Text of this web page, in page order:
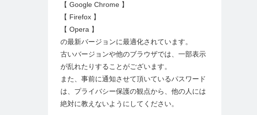
【 Google Chrome 】
【 Firefox 】
【 Opera 】
の最新バージョンに最適化されています。
古いバージョンや他のブラウザでは、一部表示
が乱れたりすることがございます。
また、事前に通知させて頂いているパスワード
は、プライバシー保護の観点から、他の人には
絶対に教えないようにしてください。